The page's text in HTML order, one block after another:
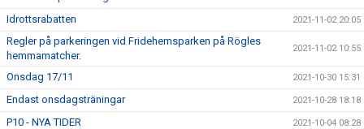
Idrottsrabatten 2021-11-02 20:05
Regler på parkeringen vid Fridehemsparken på Rögles
hemmamatcher.
2021-11-02 10:55
Onsdag 17/11 2021-10-30 15:31
Endast onsdagsträningar 2021-10-28 18:18
P10 - NYA TIDER 2021-10-04 08:28